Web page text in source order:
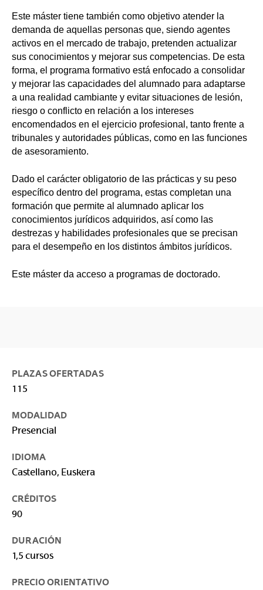
Este máster tiene también como objetivo atender la
demanda de aquellas personas que, siendo agentes
activos en el mercado de trabajo, pretenden actualizar
sus conocimientos y mejorar sus competencias. De esta
forma, el programa formativo está enfocado a consolidar
y mejorar las capacidades del alumnado para adaptarse
a una realidad cambiante y evitar situaciones de lesión,
riesgo o conflicto en relación a los intereses
encomendados en el ejercicio profesional, tanto frente a
tribunales y autoridades públicas, como en las funciones
de asesoramiento.
Dado el carácter obligatorio de las prácticas y su peso
específico dentro del programa, estas completan una
formación que permite al alumnado aplicar los
conocimientos jurídicos adquiridos, así como las
destrezas y habilidades profesionales que se precisan
para el desempeño en los distintos ámbitos jurídicos.
Este máster da acceso a programas de doctorado.
PLAZAS OFERTADAS
115
MODALIDAD
Presencial
IDIOMA
Castellano, Euskera
CRÉDITOS
90
DURACIÓN
1,5 cursos
PRECIO ORIENTATIVO